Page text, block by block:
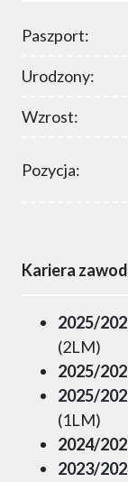
Paszport:
Urodzony:
Wzrost:
Pozycja:
Kariera
2025/
(2LM)
2025/
2025/
(1LM)
2024/
2023/